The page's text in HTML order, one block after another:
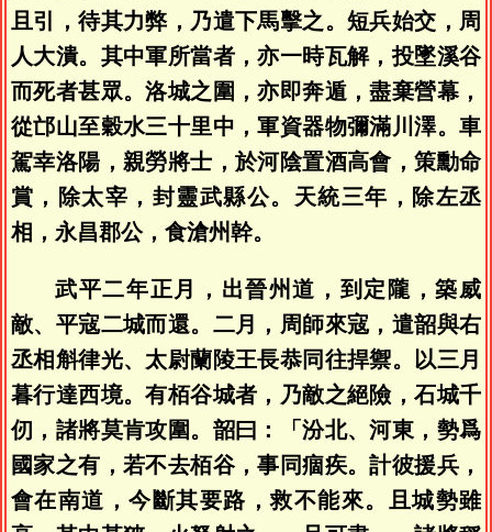
且引，待其力弊，乃遣下馬擊之。短兵始交，周
人大潰。其中軍所當者，亦一時瓦解，投墜溪谷
而死者甚眾。洛城之圍，亦即奔遁，盡棄營幕，
從邙山至穀水三十里中，軍資器物彌滿川澤。車
駕幸洛陽，親勞將士，於河陰置酒高會，策勳命
賞，除太宰，封靈武縣公。天統三年，除左丞
相，永昌郡公，食滄州幹。
武平二年正月，出晉州道，到定隴，築威
敵、平寇二城而還。二月，周師來寇，遣韶與右
丞相斛律光、太尉蘭陵王長恭同往捍禦。以三月
暮行達西境。有栢谷城者，乃敵之絕險，石城千
仞，諸將莫肯攻圍。韶曰：「汾北、河東，勢爲
國家之有，若不去栢谷，事同痼疾。計彼援兵，
會在南道，今斷其要路，救不能來。且城勢雖